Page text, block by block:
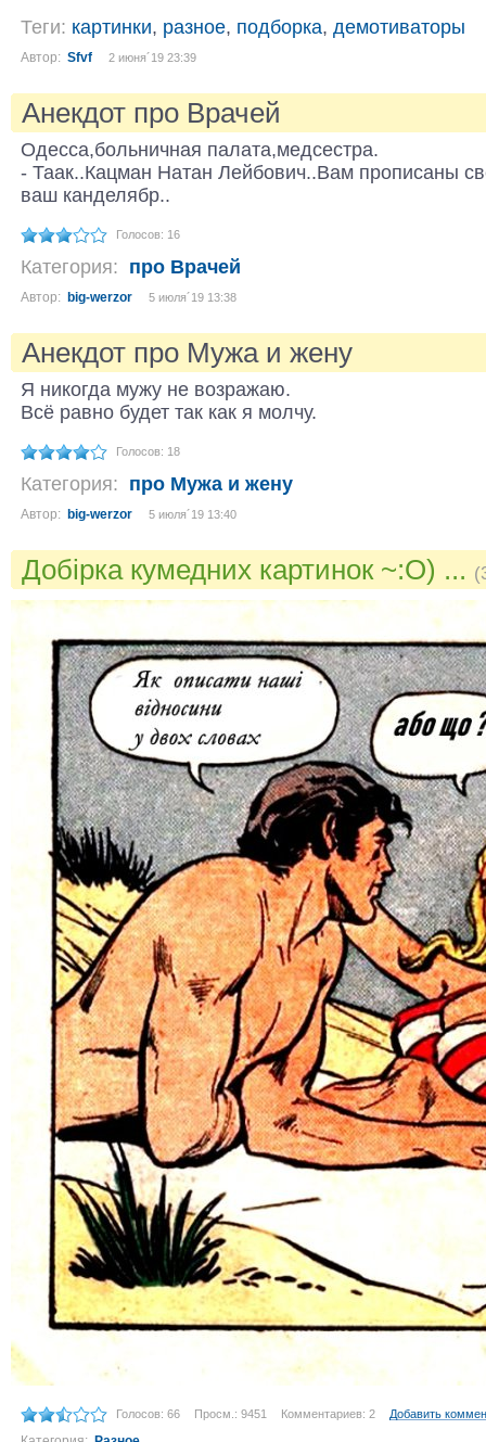
Теги: картинки, разное, подборка, демотиваторы
Автор: Sfvf 2 июня´19 23:39
Анекдот про Врачей
Одесса,больничная палата,медсестра.
- Таак..Кацман Натан Лейбович..Вам прописаны
ваш канделябр..
Голосов: 16
Категория: про Врачей
Автор: big-werzor 5 июля´19 13:38
Анекдот про Мужа и жену
Я никогда мужу не возражаю.
Всё равно будет так как я молчу.
Голосов: 18
Категория: про Мужа и жену
Автор: big-werzor 5 июля´19 13:40
Добірка кумедних картинок ~:O) ...
Голосов: 66 Просм.: 9451 Комментариев: 2 Добавить